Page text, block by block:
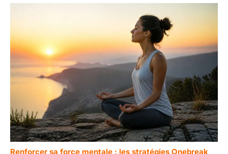
Renforcer sa force mentale : les stratégies Onebreak